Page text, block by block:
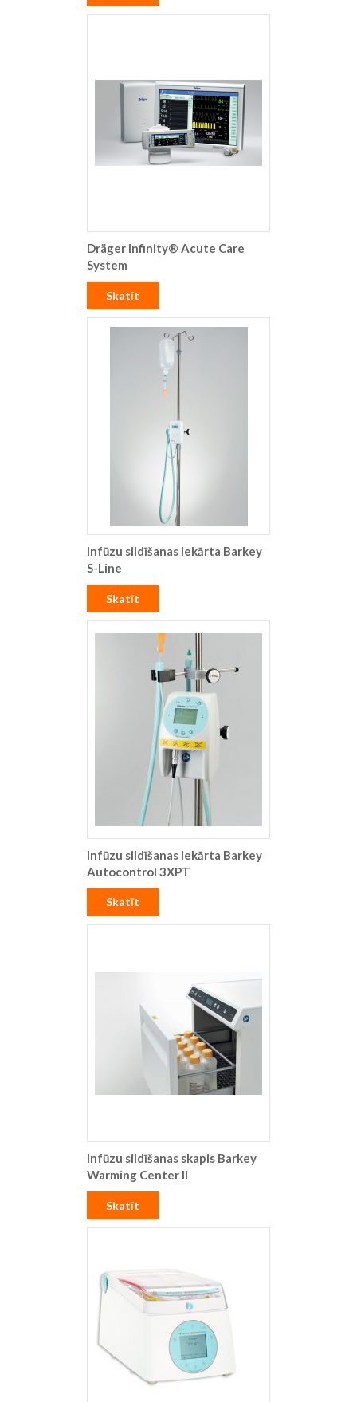
Dräger Infinity® Acute Care
System
Skatīt
Infūzu sildīšanas iekārta Barkey
S-Line
Skatīt
Infūzu sildīšanas iekārta Barkey
Autocontrol 3XPT
Skatīt
Infūzu sildīšanas skapis Barkey
Warming Center II
Skatīt